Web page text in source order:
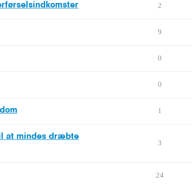
2
9
0
0
1
at mindes dræbte
3
24